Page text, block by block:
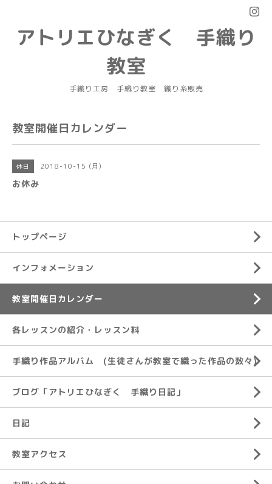
アトリエひなぎく 手織り
教室
手織り工房 手織り教室 織り糸販売
教室開催日カレンダー
休日 2018-10-15 (月)
お休み
トップページ
インフォメーション
教室開催日カレンダー
各レッスンの紹介・レッスン料
手織り作品アルバム (生徒さんが教室で織った作品の数々)
ブログ「アトリエひなぎく 手織り日記」
日記
教室アクセス